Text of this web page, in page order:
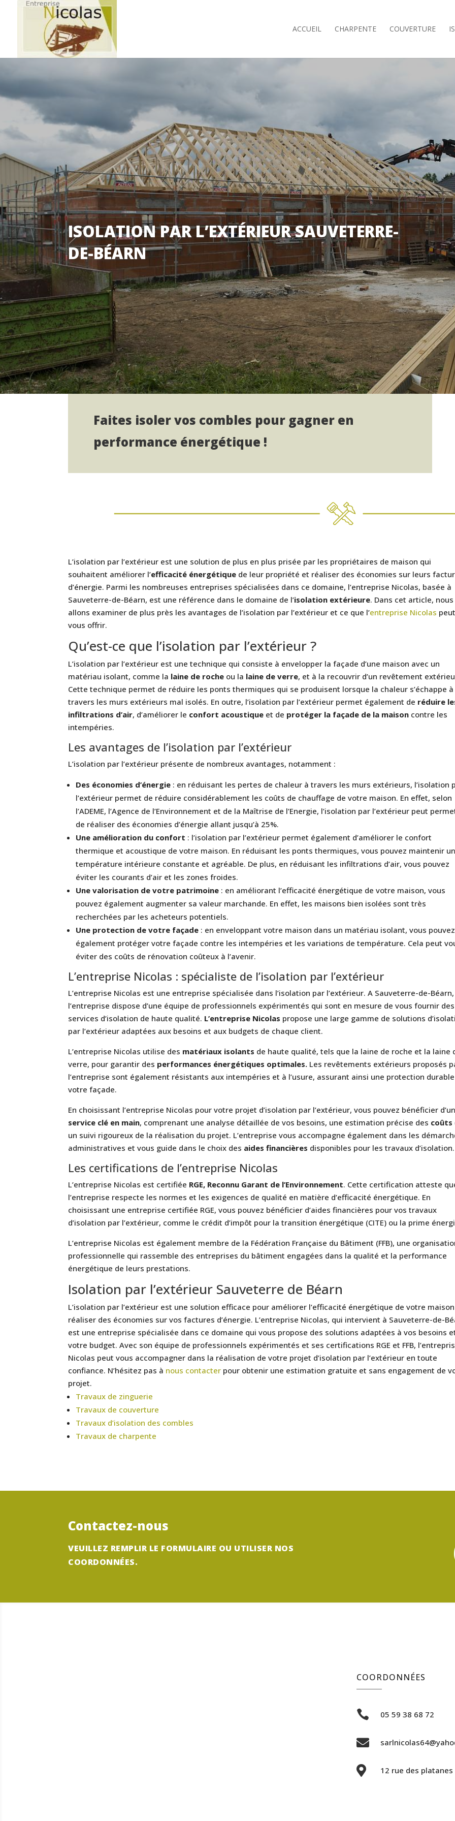
ACCUEIL CHARPENTE COUVERTURE
ISOLATION PAR L’EXTÉRIEUR SAUVETERRE-
DE-BÉARN
Faites isoler vos combles pour gagner en
performance énergétique !
L’isolation par l’extérieur est une solution de plus en plus prisée par les propriétaires de maison qui
souhaitent améliorer l’efficacité énergétique de leur propriété et réaliser des économies sur leurs
d’énergie. Parmi les nombreuses entreprises spécialisées dans ce domaine, l’entreprise Nicolas, basée à
Sauveterre-de-Béarn, est une référence dans le domaine de l’isolation extérieure. Dans cet article, nous
allons examiner de plus près les avantages de l’isolation par l’extérieur et ce que l’entreprise Nicolas peut
vous offrir.
Qu’est-ce que l’isolation par l’extérieur ?
L’isolation par l’extérieur est une technique qui consiste à envelopper la façade d’une maison avec un
matériau isolant, comme la laine de roche ou la laine de verre, et à la recouvrir d’un revêtement
Cette technique permet de réduire les ponts thermiques qui se produisent lorsque la chaleur s’échappe à
travers les murs extérieurs mal isolés. En outre, l’isolation par l’extérieur permet également de réduire
infiltrations d’air, d’améliorer le confort acoustique et de protéger la façade de la maison contre les
intempéries.
Les avantages de l’isolation par l’extérieur
L’isolation par l’extérieur présente de nombreux avantages, notamment :
Des économies d’énergie : en réduisant les pertes de chaleur à travers les murs extérieurs, l’isolation
l’extérieur permet de réduire considérablement les coûts de chauffage de votre maison. En effet, selon
l’ADEME, l’Agence de l’Environnement et de la Maîtrise de l’Energie, l’isolation par l’extérieur peut
de réaliser des économies d’énergie allant jusqu’à 25%.
Une amélioration du confort : l’isolation par l’extérieur permet également d’améliorer le confort
thermique et acoustique de votre maison. En réduisant les ponts thermiques, vous pouvez maintenir
température intérieure constante et agréable. De plus, en réduisant les infiltrations d’air, vous pouvez
éviter les courants d’air et les zones froides.
Une valorisation de votre patrimoine : en améliorant l’efficacité énergétique de votre maison, vous
pouvez également augmenter sa valeur marchande. En effet, les maisons bien isolées sont très
recherchées par les acheteurs potentiels.
Une protection de votre façade : en enveloppant votre maison dans un matériau isolant, vous pouvez
également protéger votre façade contre les intempéries et les variations de température. Cela peut
éviter des coûts de rénovation coûteux à l’avenir.
L’entreprise Nicolas : spécialiste de l’isolation par l’extérieur
L’entreprise Nicolas est une entreprise spécialisée dans l’isolation par l’extérieur. A Sauveterre-de-Béarn,
l’entreprise dispose d’une équipe de professionnels expérimentés qui sont en mesure de vous fournir des
services d’isolation de haute qualité. L’entreprise Nicolas propose une large gamme de solutions
par l’extérieur adaptées aux besoins et aux budgets de chaque client.
L’entreprise Nicolas utilise des matériaux isolants de haute qualité, tels que la laine de roche et la laine
verre, pour garantir des performances énergétiques optimales. Les revêtements extérieurs proposés
l’entreprise sont également résistants aux intempéries et à l’usure, assurant ainsi une protection
votre façade.
En choisissant l’entreprise Nicolas pour votre projet d’isolation par l’extérieur, vous pouvez bénéficier d’un
service clé en main, comprenant une analyse détaillée de vos besoins, une estimation précise des coûts
un suivi rigoureux de la réalisation du projet. L’entreprise vous accompagne également dans les
administratives et vous guide dans le choix des aides financières disponibles pour les travaux d’isolation.
Les certifications de l’entreprise Nicolas
L’entreprise Nicolas est certifiée RGE, Reconnu Garant de l’Environnement. Cette certification atteste
l’entreprise respecte les normes et les exigences de qualité en matière d’efficacité énergétique. En
choisissant une entreprise certifiée RGE, vous pouvez bénéficier d’aides financières pour vos travaux
d’isolation par l’extérieur, comme le crédit d’impôt pour la transition énergétique (CITE) ou la prime
L’entreprise Nicolas est également membre de la Fédération Française du Bâtiment (FFB), une
professionnelle qui rassemble des entreprises du bâtiment engagées dans la qualité et la performance
énergétique de leurs prestations.
Isolation par l’extérieur Sauveterre de Béarn
L’isolation par l’extérieur est une solution efficace pour améliorer l’efficacité énergétique de votre
réaliser des économies sur vos factures d’énergie. L’entreprise Nicolas, qui intervient à Sauveterre-de-
est une entreprise spécialisée dans ce domaine qui vous propose des solutions adaptées à vos besoins
votre budget. Avec son équipe de professionnels expérimentés et ses certifications RGE et FFB,
Nicolas peut vous accompagner dans la réalisation de votre projet d’isolation par l’extérieur en toute
confiance. N’hésitez pas à nous contacter pour obtenir une estimation gratuite et sans engagement de
projet.
Travaux de zinguerie
Travaux de couverture
Travaux d’isolation des combles
Travaux de charpente
Contactez-nous
VEUILLEZ REMPLIR LE FORMULAIRE OU UTILISER NOS
COORDONNÉES.
COORDONNÉES
 05 59 38 68 72

 12 rue des platanes